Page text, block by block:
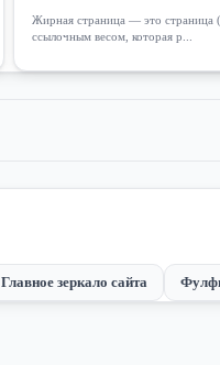
Жирная страница — это страница
ссылочным весом, которая р...
Главное зеркало сайта